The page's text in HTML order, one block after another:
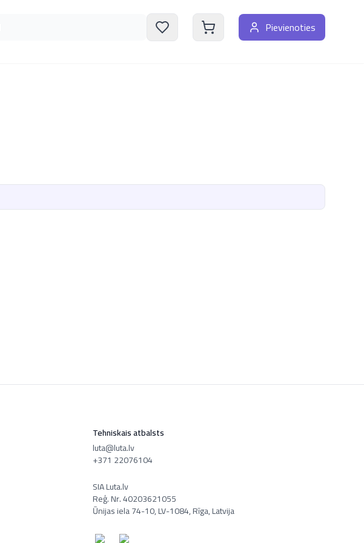
Pievienoties
Tehniskais atbalsts
luta@luta.lv
+371 22076104
SIA Luta.lv
Reģ. Nr. 40203621055
Ūnijas iela 74-10, LV-1084, Rīga, Latvija